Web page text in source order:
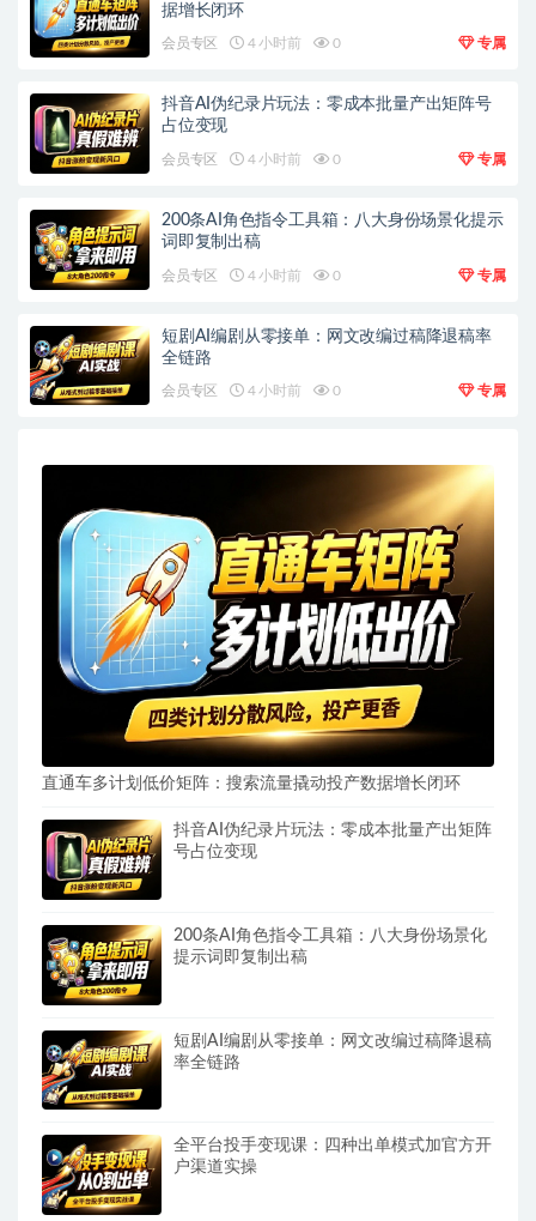
据增长闭环
会员专区 4 小时前 0 专属
抖音AI伪纪录片玩法：零成本批量产出矩阵号
占位变现
会员专区 4 小时前 0 专属
200条AI角色指令工具箱：八大身份场景化提示
词即复制出稿
会员专区 4 小时前 0 专属
短剧AI编剧从零接单：网文改编过稿降退稿率
全链路
会员专区 4 小时前 0 专属
直通车多计划低价矩阵：搜索流量撬动投产数据增长闭环
抖音AI伪纪录片玩法：零成本批量产出矩阵
号占位变现
200条AI角色指令工具箱：八大身份场景化
提示词即复制出稿
短剧AI编剧从零接单：网文改编过稿降退稿
率全链路
全平台投手变现课：四种出单模式加官方开
户渠道实操